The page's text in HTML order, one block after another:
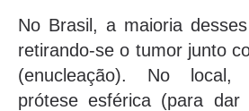
No Brasil, a maioria
retirando-se o tumor junto
(enucleação). No local,
prótese esférica (para